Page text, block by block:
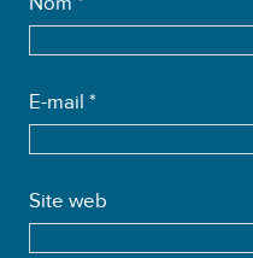
E-mail *
Site web